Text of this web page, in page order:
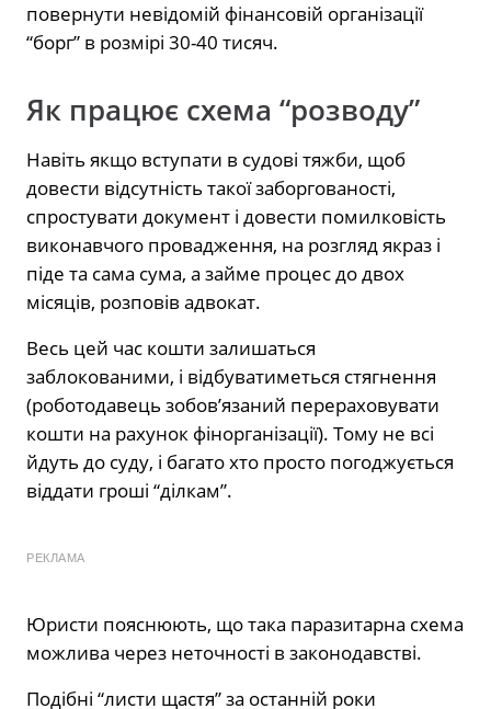
повернути невідомій фінансовій організації
“борг” в розмірі 30-40 тисяч.
Як працює схема “розводу”
Навіть якщо вступати в судові тяжби, щоб
довести відсутність такої заборгованості,
спростувати документ і довести помилковість
виконавчого провадження, на розгляд якраз і
піде та сама сума, а займе процес до двох
місяців, розповів адвокат.
Весь цей час кошти залишаться
заблокованими, і відбуватиметься стягнення
(роботодавець зобов’язаний перераховувати
кошти на рахунок фінорганізації). Тому не всі
йдуть до суду, і багато хто просто погоджується
віддати гроші “ділкам”.
РЕКЛАМА
Юристи пояснюють, що така паразитарна схема
можлива через неточності в законодавстві.
Подібні “листи щастя” за останній роки